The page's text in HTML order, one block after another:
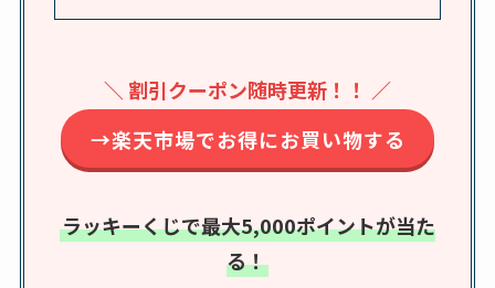
売店も調査
エッセンシャルフラ
ットが廃盤？なぜ？
売ってない？どこで
売ってるか・代替品
など解説
＼ 割引クーポン随時更新！！ ／
→楽天市場でお得にお買い物する
ラッキーくじで最大5,000ポイントが当た
る！